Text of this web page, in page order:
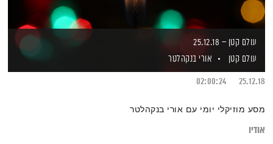
עולם קטן – 25.12.18
עולם קטן
אורי בנקהלטר
25.12.18
02:00:24
מסע מוזיקלי יומי עם אורי בנקהלטר
אודיו